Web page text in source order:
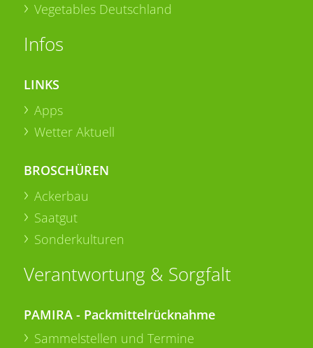
Vegetables Deutschland
Infos
LINKS
Apps
Wetter Aktuell
BROSCHÜREN
Ackerbau
Saatgut
Sonderkulturen
Verantwortung & Sorgfalt
PAMIRA - Packmittelrücknahme
Sammelstellen und Termine